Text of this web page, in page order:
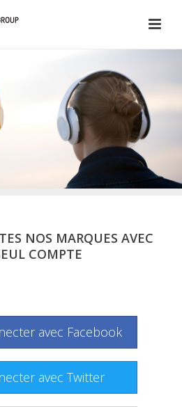
NOS MARQUES AVEC
COMPTE
avec Facebook
avec Twitter